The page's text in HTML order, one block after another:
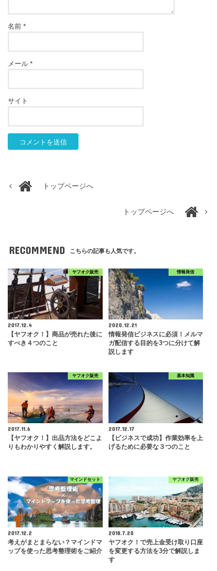
名前*
メール*
サイト
トップページへ
トップページへ
RECOMMEND こちらの記事も人気です。
ヤフオク販売
2017.12.4
【ヤフオク！】商品が売れた後に
すべき４つのこと
情報発信
2020.12.21
情報発信ビジネスに必須！メルマ
ガ配信する目的を3つに分けて解
説します
ヤフオク販売
2017.11.6
【ヤフオク！】出品方法をどこよ
りもわかりやすく解説します。
基本知識
2017.12.17
【ビジネスで成功】作業効率を上
げるために必要な３つのこと
マインドセット
2017.12.2
考えがまとまらない？マインドマ
ップを使った思考整理術をご紹介
ヤフオク販売
2018.7.20
ヤフオク！で売上金受け取り口座
を変更する方法を3分で解説しま
す